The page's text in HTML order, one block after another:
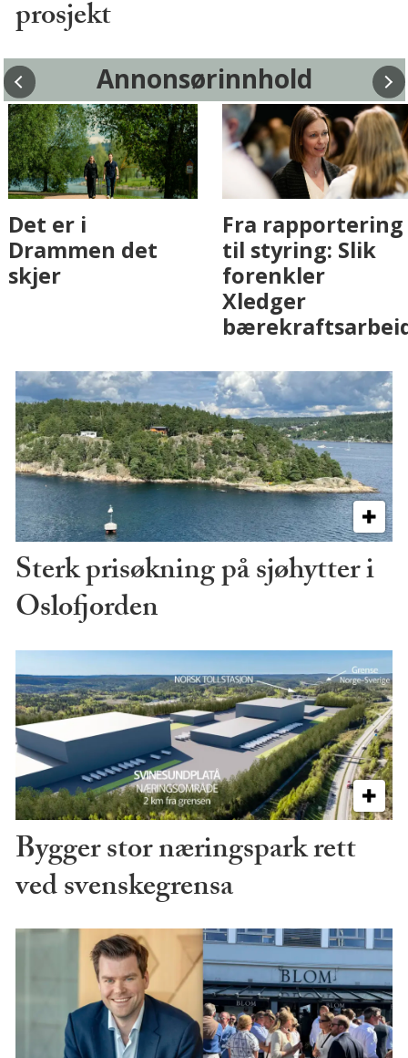
prosjekt
Annonsørinnhold
Fenistra endrer
eiendomsbransjen
med AI. Slik ser vi
Det er i
Drammen det
skjer
Sterk prisøkning på sjøhytter i
Oslofjorden
Bygger stor næringspark rett
ved svenskegrensa